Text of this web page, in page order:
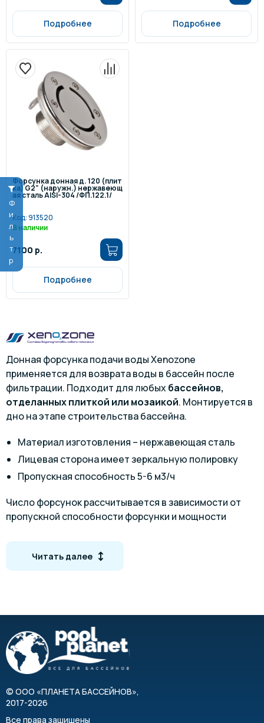
Фильтр
Подробнее Подробнее
Форсунка донная д. 120 (плит
ка) G2" (наружн.) нержавеющ
ая сталь AISI-304 /ФП.122.1/
Код:913520
В наличии
7100 р.
Подробнее
Донная форсунка подачи воды Xenozone
применяется для возврата воды в бассейн после
фильтрации. Подходит для любыхбассейнов,
отделанных плиткой или мозаикой. Монтируется в
дно на этапе строительства бассейна.
Материал изготовления – нержавеющая сталь
Лицевая сторона имеет зеркальную полировку
Пропускная способность 5-6 м3/ч
Число форсунок рассчитывается в зависимости от
пропускной способности форсунки и мощности
Габариты
Артикул
Читать далее
© ООО «ПЛАНЕТА БАССЕЙНОВ»,
2017-2026
Все права защищены